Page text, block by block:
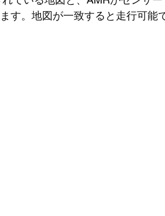
す。地図が一致すると走行可能